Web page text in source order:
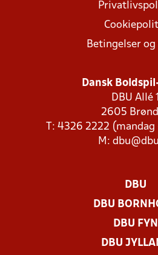
Betingelser
Dansk
DBU Allé 1
2605
T: 4326 2222
M:
DBU
DBU
DBU FYN
DBU